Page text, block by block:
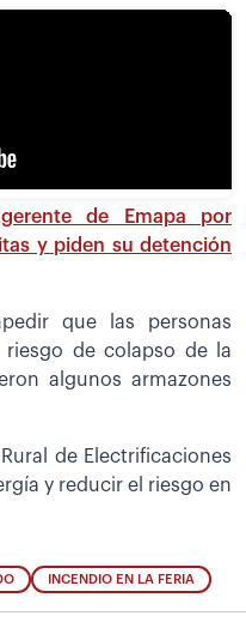
de Emapa por
y piden su detención
que las personas
de colapso de la
algunos armazones
de Electrificaciones
y reducir el riesgo en
INCENDIO EN LA FERIA